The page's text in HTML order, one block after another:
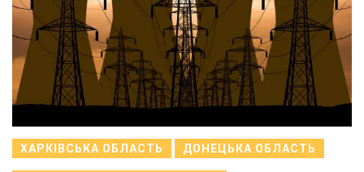
ХАРКІВСЬКА ОБЛАСТЬ ДОНЕЦЬКА ОБЛАСТЬ